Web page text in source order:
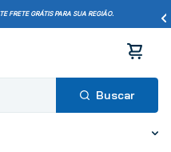
FRETE GRÁTIS PARA SUA REGIÃO.